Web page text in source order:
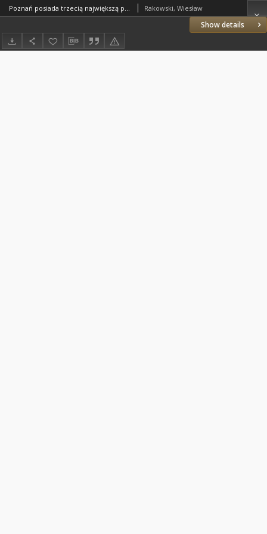
Show details
Poznań posiada trzecią największą palmiarnię w Europie Rakowski, Wiesław